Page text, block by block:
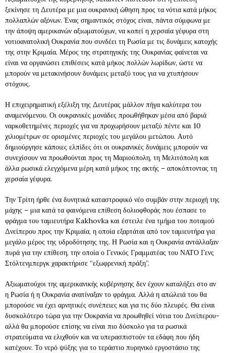
ξεκίνησε τη Δευτέρα με μια ουκρανική ώθηση προς τα νότια κατά μήκος
πολλαπλών αξόνων. Ένας σημαντικός στόχος είναι, πάντα σύμφωνα με
την άποψη αμερικανών αξιωματούχων, να κοπεί η χερσαία γέφυρα στη
νοτιοανατολική Ουκρανία που συνδέει τη Ρωσία με τις δυνάμεις κατοχής
της στην Κριμαία. Μέρος της στρατηγικής της Ουκρανίας φαίνεται να
είναι να οργανώσει επιθέσεις κατά μήκος πολλών λωρίδων, ώστε να
μπορούν να μετακινήσουν δυνάμεις μεταξύ τους για να χτυπήσουν
στόχους.
Η επιχειρηματική εξέλιξη της Δευτέρας μάλλον πήγα καλύτερα του
αναμενόμενου. Οι ουκρανικές μονάδες προωθήθηκαν μέσα από βαριά
ναρκοθετημένες περιοχές για να προχωρήσουν μεταξύ πέντε και 10
χιλιομέτρων σε ορισμένες περιοχές του μεγάλου μετώπου. Αυτό
δημιούργησε κάποιες ελπίδες ότι οι ουκρανικές δυνάμεις μπορούν να
συνεχίσουν να προωθούνται προς τη Μαριούπολη, τη Μελιτόπολη και
άλλα ρωσικά ελεγχόμενα μέρη κατά μήκος της ακτής – αποκόπτοντας τη
χερσαία γέφυρα.
Την Τρίτη ήρθε ένα δυνητικά καταστροφικό νέο συμβάν στην περιοχή της
μάχης – μια κατά τα φαινόμενα επίθεση δολιοφθοράς που έσπασε το
φράγμα του ταμιευτήρα Kakhovka και έστειλε ένα τμήμα του ποταμού
Δνείπερου προς την Κριμαία, η οποία εξαρτάται από τον ταμιευτήρα για
μεγάλο μέρος της υδροδότησης της. Η Ρωσία και η Ουκρανία αντάλλαξαν
πυρά για την επίθεση, την οποία ο Γενικός Γραμματέας του ΝΑΤΟ Γενς
Στόλτενμπεργκ χαρακτήρισε “εξωφρενική πράξη”.
Αξιωματούχοι της αμερικανικής κυβέρνησης δεν έχουν καταλήξει στο αν
η Ρωσία ή η Ουκρανία ανατίναξαν το φράγμα. Αλλά η απώλειά του θα
μπορούσε να έχει αρνητικές συνέπειες και για τις δύο πλευρές. Θα είναι
δυσκολότερο τώρα για την Ουκρανία να προωθηθεί νότια του Δνείπερου-
αλλά θα μπορούσε επίσης να είναι πιο δύσκολο για τα ρωσικά
στρατεύματα να ελιχθούν και να υπερασπιστούν τα εδάφη που ήδη
κατέχουν. Το νερό ψύξης για το τεράστιο πυρηνικό εργοστάσιο της